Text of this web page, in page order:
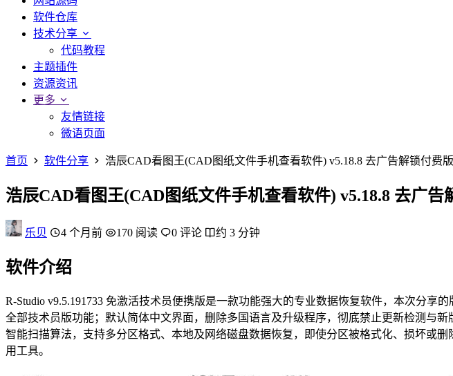
软件仓库
技术分享
代码教程
主题插件
资源资讯
更多
友情链接
微语页面
首页 软件分享 浩辰CAD看图王(CAD图纸文件手机查看软件) v5.18.8 去广告解锁付费版
浩辰CAD看图王(CAD图纸文件手机查看软件) v5.18.8 去广告
乐贝 4 个月前 170 阅读 0 评论 约 3 分钟
软件介绍
R-Studio v9.5.191733 免激活技术员便携版是一款功能强大的专业数据恢复软件，本次分
全部技术员版功能；默认简体中文界面，删除多国语言及升级程序，彻底禁止更新检测与
智能扫描算法，支持多分区格式、本地及网络磁盘数据恢复，即使分区被格式化、损坏或
用工具。